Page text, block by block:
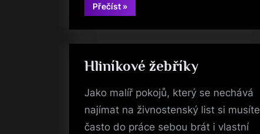
Přečíst“Investice
do
šperku”
»
Hliníkové žebříky
Jako malíř pokojů, který se nechává
najímat na živnostenský list si musíte
často do práce sebou brát i vlastní